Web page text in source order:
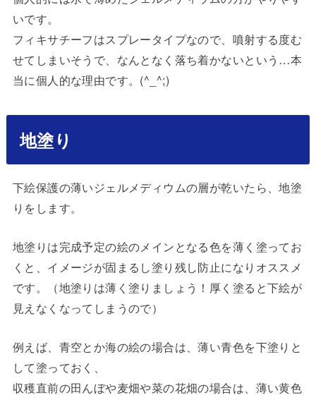
いです。
フィキサチーフはスプレータイプなので、噴射する度む
せてしまいそうで、なんとなく落ち着かないという…本
当に個人的な理由です。(^_^;)
地塗り
下絵保護の薄いジェルメディウムの層が乾いたら、地塗
りをします。
地塗りは完成予定の絵のメインとなる色を薄く塗ってお
くと、イメージが固まるし塗り残し防止になりオススメ
です。（地塗りは薄く塗りましょう！厚く塗ると下絵が
見えなくなってしまうので）
例えば、青空とか海の絵の場合は、薄い青色を下塗りと
して塗っておく、
収穫直前の田んぼや麦畑や菜の花畑の場合は、薄い黄色